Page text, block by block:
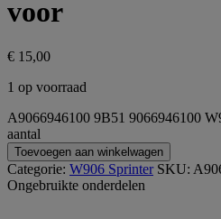
voor
€ 15,00
1 op voorraad
A9066946100 9B51 9066946100
aantal
Toevoegen aan winkelwagen
Categorie: W906 Sprinter SKU:
Ongebruikte onderdelen